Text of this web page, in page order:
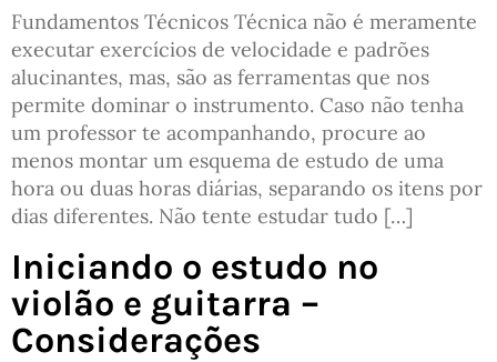
Fundamentos Técnicos Técnica não é meramente
executar exercícios de velocidade e padrões
alucinantes, mas, são as ferramentas que nos
permite dominar o instrumento. Caso não tenha
um professor te acompanhando, procure ao
menos montar um esquema de estudo de uma
hora ou duas horas diárias, separando os itens por
dias diferentes. Não tente estudar tudo […]
Iniciando o estudo no
violão e guitarra –
Considerações